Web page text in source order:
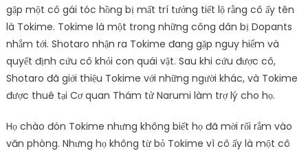
gặp một cô gái tóc hồng bị mất trí tưởng tiết lộ rằng cô ấy tên
là Tokime. Tokime là một trong những công dân bị Dopants
nhắm tới. Shotaro nhận ra Tokime đang gặp nguy hiểm và
quyết định cứu cô khỏi con quái vật. Sau khi cứu được cô,
Shotaro đã giới thiệu Tokime với những người khác, và Tokime
được thuê tại Cơ quan Thám tử Narumi làm trợ lý cho họ.
Họ chào đón Tokime nhưng không biết họ đã mời rối rắm vào
văn phòng. Nhưng họ không từ bỏ Tokime vì cô ấy là một cô